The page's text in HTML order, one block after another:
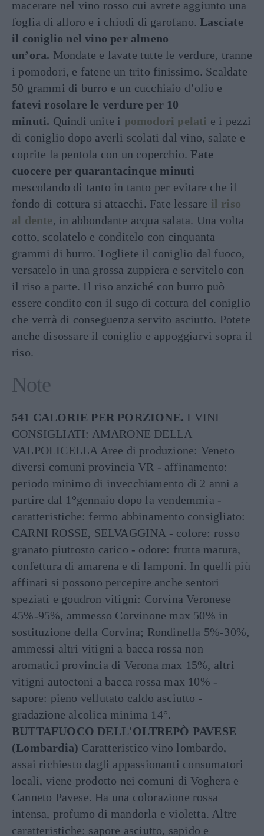
macerare nel vino rosso cui avrete aggiunto una
foglia di alloro e i chiodi di garofano.Lasciate
il coniglio nel vino per almeno
un’ora. Mondate e lavate tutte le verdure, tranne
i pomodori, e fatene un trito finissimo. Scaldate
50 grammi di burro e un cucchiaio d’olio e
fatevi rosolare le verdure per 10
minuti. Quindi unite i pomodori pelati e i pezzi
di coniglio dopo averli scolati dal vino, salate e
coprite la pentola con un coperchio.Fate
cuocere per quarantacinque minuti
mescolando di tanto in tanto per evitare che il
fondo di cottura si attacchi. Fate lessare il riso
al dente, in abbondante acqua salata. Una volta
cotto, scolatelo e conditelo con cinquanta
grammi di burro. Togliete il coniglio dal fuoco,
versatelo in una grossa zuppiera e servitelo con
il riso a parte. Il riso anziché con burro può
essere condito con il sugo di cottura del coniglio
che verrà di conseguenza servito asciutto. Potete
anche disossare il coniglio e appoggiarvi sopra il
riso.
Note
541 CALORIE PER PORZIONE. I VINI
CONSIGLIATI: AMARONE DELLA
VALPOLICELLA Aree di produzione: Veneto
diversi comuni provincia VR - affinamento:
periodo minimo di invecchiamento di 2 anni a
partire dal 1°gennaio dopo la vendemmia -
caratteristiche: fermo abbinamento consigliato:
CARNI ROSSE, SELVAGGINA - colore: rosso
granato piuttosto carico - odore: frutta matura,
confettura di amarena e di lamponi. In quelli più
affinati si possono percepire anche sentori
speziati e goudron vitigni: Corvina Veronese
45%-95%, ammesso Corvinone max 50% in
sostituzione della Corvina; Rondinella 5%-30%,
ammessi altri vitigni a bacca rossa non
aromatici provincia di Verona max 15%, altri
vitigni autoctoni a bacca rossa max 10% -
sapore: pieno vellutato caldo asciutto -
gradazione alcolica minima 14°.
BUTTAFUOCO DELL'OLTREPÒ PAVESE
(Lombardia) Caratteristico vino lombardo,
assai richiesto dagli appassionanti consumatori
locali, viene prodotto nei comuni di Voghera e
Canneto Pavese. Ha una colorazione rossa
intensa, profumo di mandorla e violetta. Altre
caratteristiche: sapore asciutto, sapido e